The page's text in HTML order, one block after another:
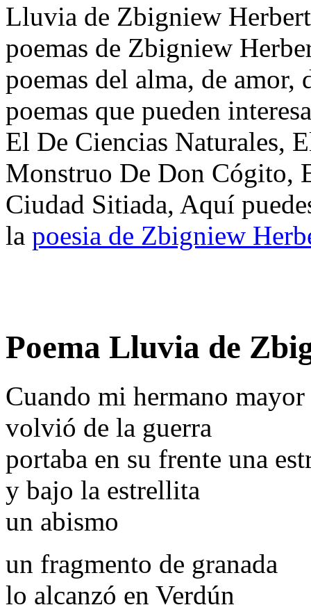
Lluvia de Zbigniew
poemas de Zbigniew
poemas del alma, de
poemas que pueden
El De Ciencias Naturales,
Monstruo De Don Cógito,
Ciudad Sitiada, Aquí
la poesia de Zbigniew
Poema Lluvia de
Cuando mi hermano mayor
volvió de la guerra
portaba en su frente una
y bajo la estrellita
un abismo
un fragmento de granada
lo alcanzó en Verdún